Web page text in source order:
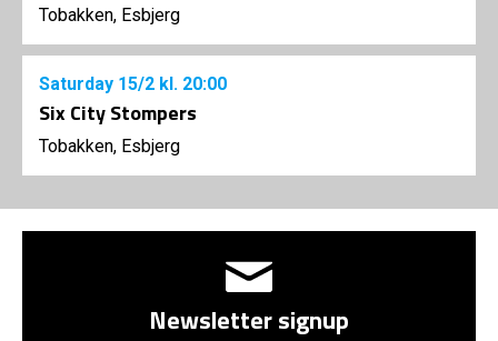
Tobakken, Esbjerg
Saturday 15/2 kl. 20:00
Six City Stompers
Tobakken, Esbjerg
Newsletter signup